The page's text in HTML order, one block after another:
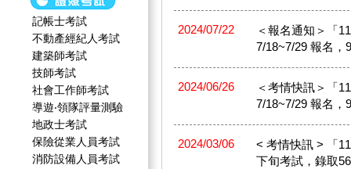
記帳士考試
不動產經紀人考試
建築師考試
技師考試
社會工作師‍考試
導遊‧領隊評量測驗
地政士考試
保險從業人員考試
消防設備人員考試
2024/07/22
＜報名通知＞「
7/18~7/29 報名，
2024/06/26
＜考情快訊＞「
7/18~7/29 報名，
2024/03/06
< 考情快訊 > 「
下旬考試，錄取